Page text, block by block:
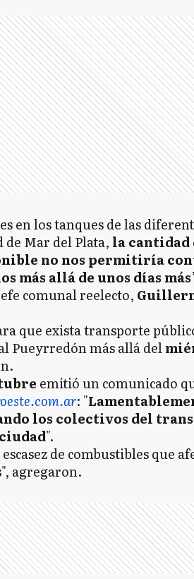
en los tanques de las
de Mar del Plata, la cantidad
no nos permitiría
más allá de unos días más
comunal reelecto,
que exista transporte
Pueyrredón más allá del
emitió un comunicado
: "
los colectivos del
".
de combustibles que
agregaron.